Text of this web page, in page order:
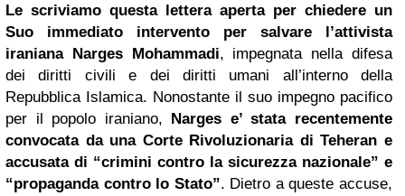
Le scriviamo questa lettera aperta per chiedere un
Suo immediato intervento per salvare l’attivista
iraniana Narges Mohammadi, impegnata nella difesa
dei diritti civili e dei diritti umani all’interno della
Repubblica Islamica. Nonostante il suo impegno pacifico
per il popolo iraniano,
Narges e’ stata recentemente
convocata da una Corte Rivoluzionaria diTeheran e
accusata di “crimini contro la sicurezza nazionale” e
“propaganda contro lo Stato”. Dietro a queste accuse,